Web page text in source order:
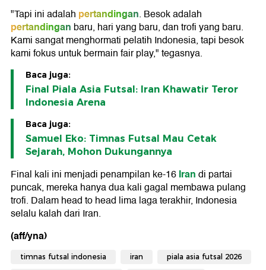
"Tapi ini adalah pertandingan. Besok adalah
pertandingan baru, hari yang baru, dan trofi yang baru.
Kami sangat menghormati pelatih Indonesia, tapi besok
kami fokus untuk bermain fair play," tegasnya.
Baca juga:
Final Piala Asia Futsal: Iran Khawatir Teror
Indonesia Arena
Baca juga:
Samuel Eko: Timnas Futsal Mau Cetak
Sejarah, Mohon Dukungannya
Final kali ini menjadi penampilan ke-16Irandi partai
puncak, mereka hanya dua kali gagal membawa pulang
trofi. Dalam head to head lima laga terakhir, Indonesia
selalu kalah dari Iran.
(aff/yna)
timnas futsal indonesia iran piala asia futsal 2026